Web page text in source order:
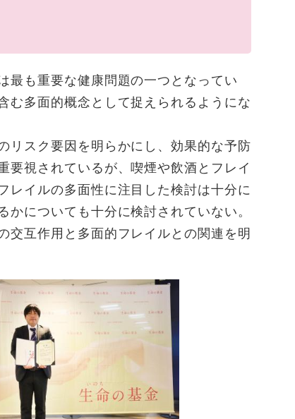
最も重要な健康問題の一つとなってい
む多面的概念として捉えられるようにな
リスク要因を明らかにし、効果的な予防
要視されているが、喫煙や飲酒とフレイ
レイルの多面性に注目した検討は十分に
についても十分に検討されていない。
互作用と多面的フレイルとの関連を明